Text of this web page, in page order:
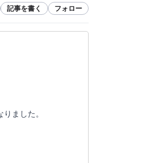
記事を書く フォロー
ました。